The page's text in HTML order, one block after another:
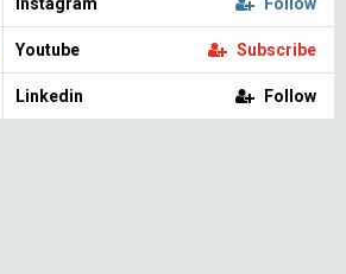
Youtube Subscribe
Linkedin Follow